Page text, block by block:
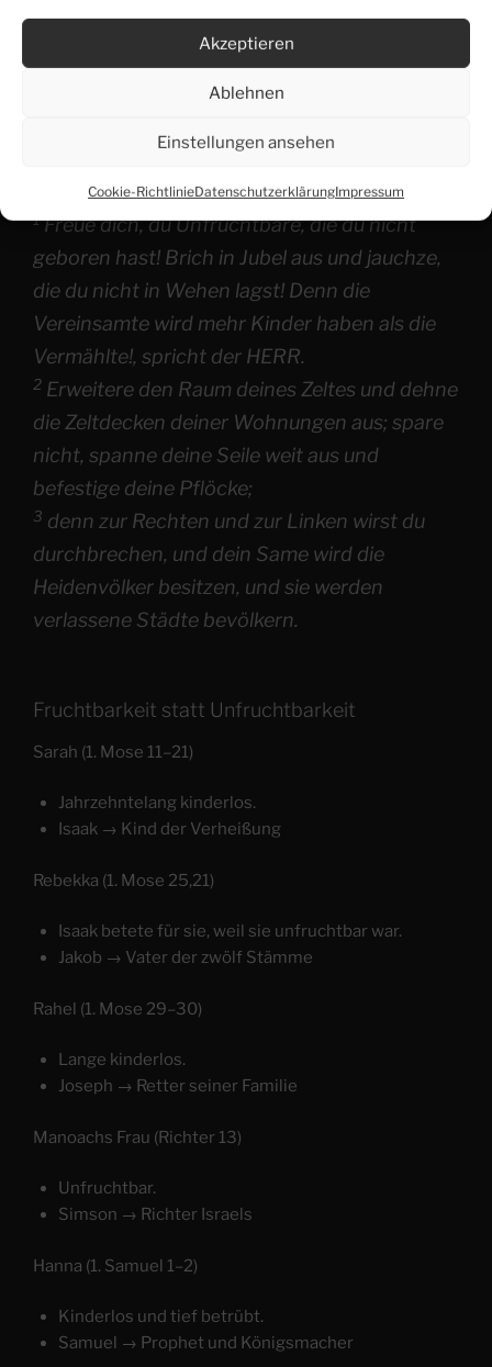
Akzeptieren
Ablehnen
Einstellungen ansehen
Cookie-RichtlinieDatenschutzerklärungImpressum
1Freue dich, du Unfruchtbare, die du nicht
geboren hast! Brich in Jubel aus und jauchze,
die du nicht in Wehen lagst! Denn die
Vereinsamte wird mehr Kinder haben als die
Vermählte!, spricht der HERR.
2 Erweitere den Raum deines Zeltes und dehne
die Zeltdecken deiner Wohnungen aus; spare
nicht, spanne deine Seile weit aus und
befestige deine Pflöcke;
3 denn zur Rechten und zur Linken wirst du
durchbrechen, und dein Same wird die
Heidenvölker besitzen, und sie werden
verlassene Städte bevölkern.
Fruchtbarkeit statt Unfruchtbarkeit
Sarah (1. Mose 11–21)
Jahrzehntelang kinderlos.
Isaak → Kind der Verheißung
Rebekka (1. Mose 25,21)
Isaak betete für sie, weil sie unfruchtbar war.
Jakob → Vater der zwölf Stämme
Rahel (1. Mose 29–30)
Lange kinderlos.
Joseph → Retter seiner Familie
Manoachs Frau (Richter 13)
Unfruchtbar.
Simson → Richter Israels
Hanna (1. Samuel 1–2)
Kinderlos und tief betrübt.
Samuel → Prophet und Königsmacher